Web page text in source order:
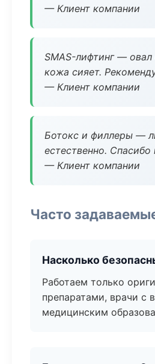
— Клиент компании
SMAS-лифтинг — овал
кожа сияет.
— Клиент компании
Ботокс и филлеры —
естественно. Спасибо
— Клиент компании
Часто
Насколько
Работаем только
препаратами, врачи с
медицинским